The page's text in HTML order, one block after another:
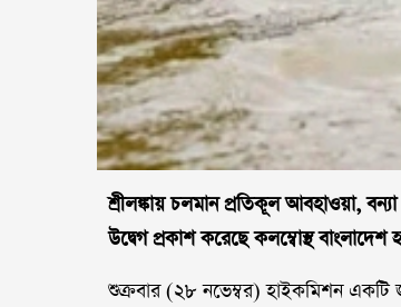
শ্রীলঙ্কায় চলমান প্রতিকূল আবহাওয়া,
উদ্বেগ প্রকাশ করেছে কলম্বোস্থ বাংলাদেশ
শুক্রবার (২৮ নভেম্বর) হাইকমিশন একটি